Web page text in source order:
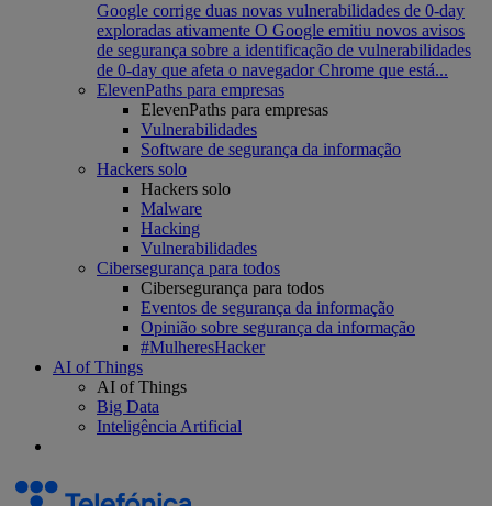
Google corrige duas novas vulnerabilidades de 0-day
exploradas ativamente O Google emitiu novos avisos
de segurança sobre a identificação de vulnerabilidades
de 0-day que afeta o navegador Chrome que está...
ElevenPaths para empresas
ElevenPaths para empresas
Vulnerabilidades
Software de segurança da informação
Hackers solo
Hackers solo
Malware
Hacking
Vulnerabilidades
Cibersegurança para todos
Cibersegurança para todos
Eventos de segurança da informação
Opinião sobre segurança da informação
#MulheresHacker
AI of Things
AI of Things
Big Data
Inteligência Artificial